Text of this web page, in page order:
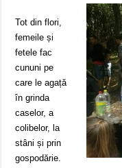
Tot din flori,
femeile și
fetele fac
cununi pe
care le agață
în grinda
caselor, a
colibelor, la
stâni și prin
gospodărie.